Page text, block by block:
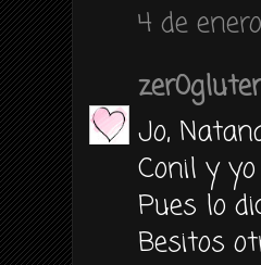
4 de
Jo,
Conil y
Pues lo
Besitos